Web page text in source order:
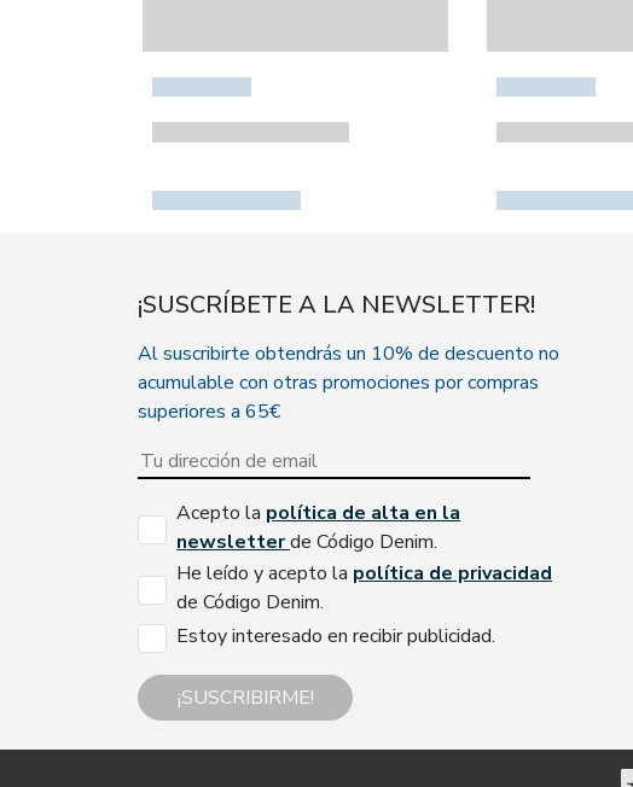
¡SUSCRÍBETE A LA NEWSLETTER!
Al suscribirte obtendrás un 10% de descuento no
acumulable con otras promociones por compras
superiores a 65€
Acepto la política de alta en la
newsletterde Código Denim.
He leído y acepto la política de privacidad
de Código Denim.
Estoy interesado en recibir publicidad.
¡SUSCRIBIRME!